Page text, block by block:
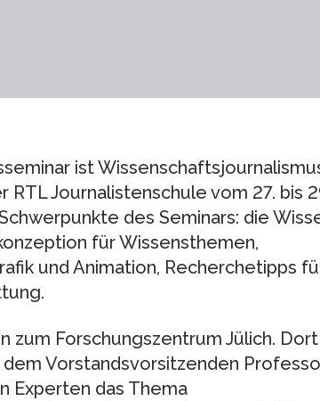
ist
Journalistenschule vom 27. bis
des Seminars: die
für Wissensthemen,
und Animation, Recherchetipps
zum Forschungszentrum Jülich.
Vorstandsvorsitzenden
Experten das Thema